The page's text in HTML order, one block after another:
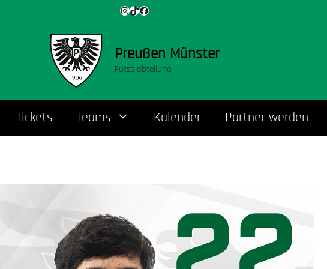
Instagram
TikTokFacebook
Preußen Münster
Futsalabteilung
Tickets Teams Kalender Partner werden